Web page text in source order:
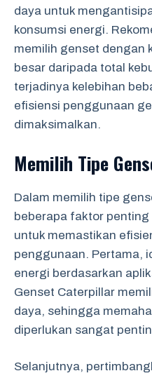
daya untuk
konsumsi energi.
memilih genset dengan
besar daripada total
terjadinya kelebihan
efisiensi penggunaan
dimaksimalkan.
Memilih Tipe
Dalam memilih tipe
beberapa faktor
untuk memastikan
penggunaan. Pertama,
energi berdasarkan
Genset Caterpillar
daya, sehingga
diperlukan sangat
Selanjutnya,